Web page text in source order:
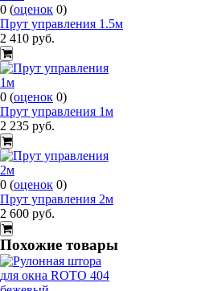
0 (оценок 0)
Прут управления 1.5м
2 410 руб.
0 (оценок 0)
Прут управления 1м
2 235 руб.
0 (оценок 0)
Прут управления 2м
2 600 руб.
Похожие товары